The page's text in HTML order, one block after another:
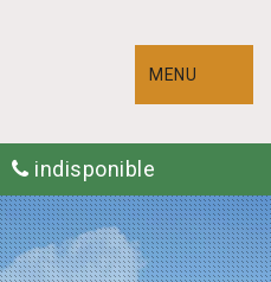
MENU
indisponible